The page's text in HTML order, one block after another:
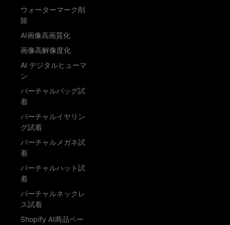
ウォーターマーク削
除
AI画像高画質化
画像高解像度化
AI デジタルヒューマ
ン
バーチャルバッグ試
着
バーチャルイヤリン
グ試着
バーチャルメガネ試
着
バーチャルハット試
着
バーチャルネックレ
ス試着
Shopify AI商品ペー